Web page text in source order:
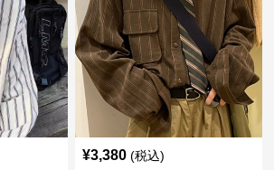
¥3,380 (税込)